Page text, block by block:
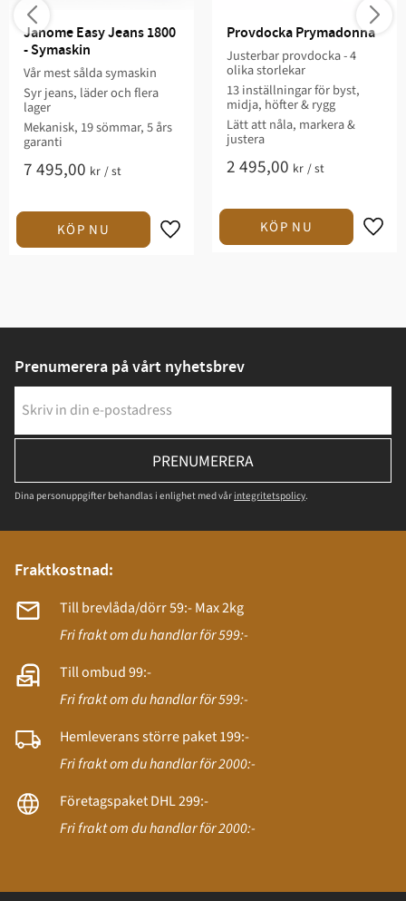
Janome Easy Jeans 1800
- Symaskin
Vår mest sålda symaskin
Syr jeans, läder och flera
lager
Mekanisk, 19 sömmar, 5 års
garanti
7 495,00 kr /st
Provdocka Prymadonna
Justerbar provdocka - 4
olika storlekar
13 inställningar för byst,
midja, höfter & rygg
Lätt att nåla, markera &
justera
2 495,00 kr /st
Prenumerera på vårt nyhetsbrev
PRENUMERERA
Dina personuppgifter behandlas i enlighet med vår integritetspolicy.
Fraktkostnad:
Till brevlåda/dörr 59:- Max 2kg
Fri frakt om du handlar för 599:-
Till ombud 99:-
Fri frakt om du handlar för 599:-
Hemleverans större paket 199:-
Fri frakt om du handlar för 2000:-
Företagspaket DHL 299:-
Fri frakt om du handlar för 2000:-